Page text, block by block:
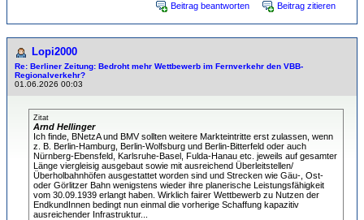
Beitrag beantworten Beitrag zitieren
Lopi2000
Re: Berliner Zeitung: Bedroht mehr Wettbewerb im Fernverkehr den VBB-
Regionalverkehr?
01.06.2026 00:03
Zitat
Arnd Hellinger
Ich finde, BNetzA und BMV sollten weitere Markteintritte erst zulassen, wenn
z. B. Berlin-Hamburg, Berlin-Wolfsburg und Berlin-Bitterfeld oder auch
Nürnberg-Ebensfeld, Karlsruhe-Basel, Fulda-Hanau etc. jeweils auf gesamter
Länge viergleisig ausgebaut sowie mit ausreichend Überleitstellen/
Überholbahnhöfen ausgestattet worden sind und Strecken wie Gäu-, Ost-
oder Görlitzer Bahn wenigstens wieder ihre planerische Leistungsfähigkeit
vom 30.09.1939 erlangt haben. Wirklich fairer Wettbewerb zu Nutzen der
EndkundInnen bedingt nun einmal die vorherige Schaffung kapazitiv
ausreichender Infrastruktur...